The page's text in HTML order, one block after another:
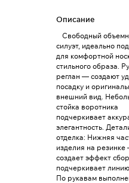
Описание
Свободный
силуэт, идеально
для комфортной
стильного образа.
реглан — создают
посадку и
внешний вид.
стойка воротника
подчеркивает
элегантность.
отделка: Нижняя
изделия на
создает эффект
подчеркивает
По рукавам